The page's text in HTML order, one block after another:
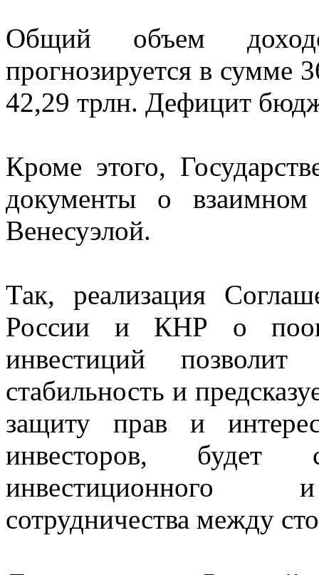
Общий объем
прогнозируется в сумме
42,29 трлн. Дефицит
Кроме этого,
документы о
Венесуэлой.
Так, реализация
России и КНР о
инвестиций позволит
стабильность и
защиту прав и
инвесторов, будет
инвестиционного и
сотрудничества между